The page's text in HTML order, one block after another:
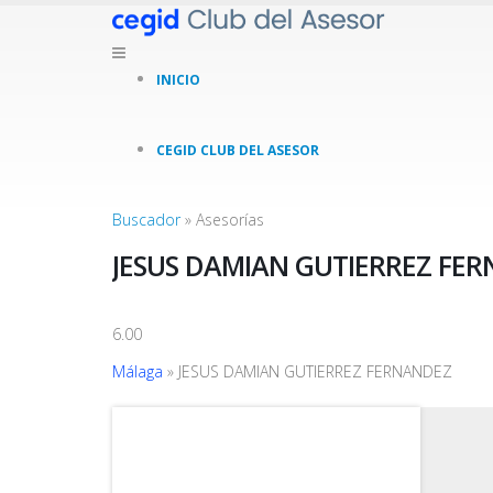
INICIO
CEGID CLUB DEL ASESOR
Buscador» Asesorías
JESUS DAMIAN GUTIERREZ
6.00
Málaga » JESUS DAMIAN GUTIERREZ FERNANDEZ